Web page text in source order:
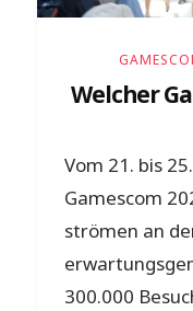
Welcher
Vom 21. bis
Gamescom
strömen an
300.000